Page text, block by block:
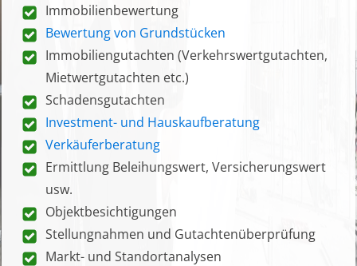
Immobilienbewertung
Bewertung von Grundstücken
Immobiliengutachten (Verkehrswertgutachten,
Mietwertgutachten etc.)
Schadensgutachten
Investment- und Hauskaufberatung
Verkäuferberatung
Ermittlung Beleihungswert, Versicherungswert
usw.
Objektbesichtigungen
Stellungnahmen und Gutachtenüberprüfung
Markt- und Standortanalysen